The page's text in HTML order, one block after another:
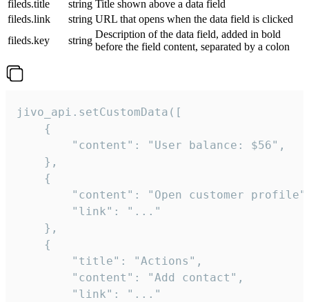
fileds.title
string Title shown above a data field
fileds.link
string URL that opens when the data field is clicked
fileds.key
string
Description of the data field, added in bold
before the field content, separated by a colon
jivo_api.setCustomData([
    {
        "content": "User balance: $56",
    },
    {
"content": "Open customer
        "link": "..."
    },
    {
        "title": "Actions",
        "content": "Add contact",
        "link": "..."